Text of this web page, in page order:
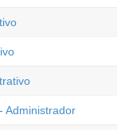
Administrador